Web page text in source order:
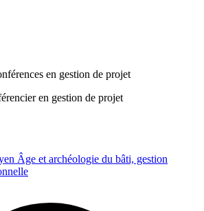
en gestion de projet
en gestion de projet
Âge et archéologie du bâti, gestion